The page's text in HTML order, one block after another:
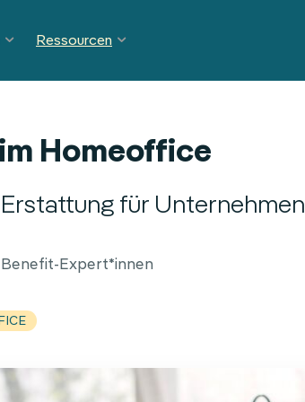
Ressourcen
Homeoffice
für Unternehmen
Benefit-Expert*innen